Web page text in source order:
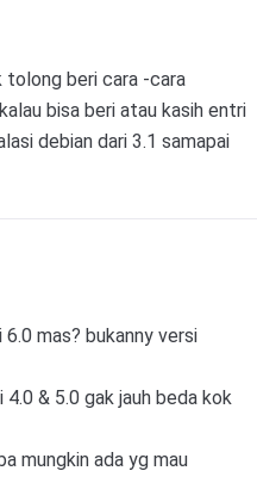
tolong beri cara -cara
bisa beri atau kasih entri
debian dari 3.1 samapai
mas? bukanny versi
& 5.0 gak jauh beda kok
mungkin ada yg mau